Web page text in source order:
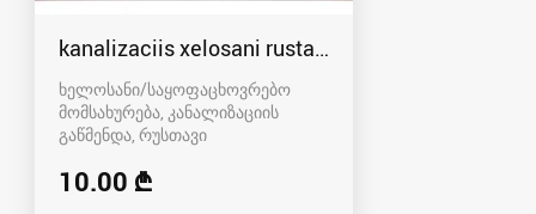
kanalizaciis xelosani rustavshi - 591 00 46 80
ხელოსანი/საყოფაცხოვრებო
მომსახურება, კანალიზაციის
გაწმენდა რუსთავი
10.00 ₾